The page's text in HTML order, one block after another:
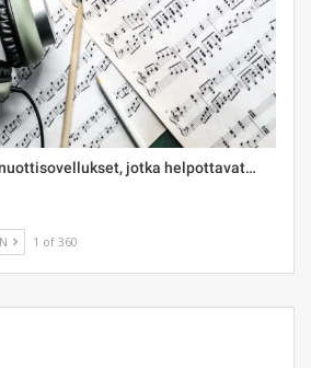
jotka helpottavat…
1 of 360